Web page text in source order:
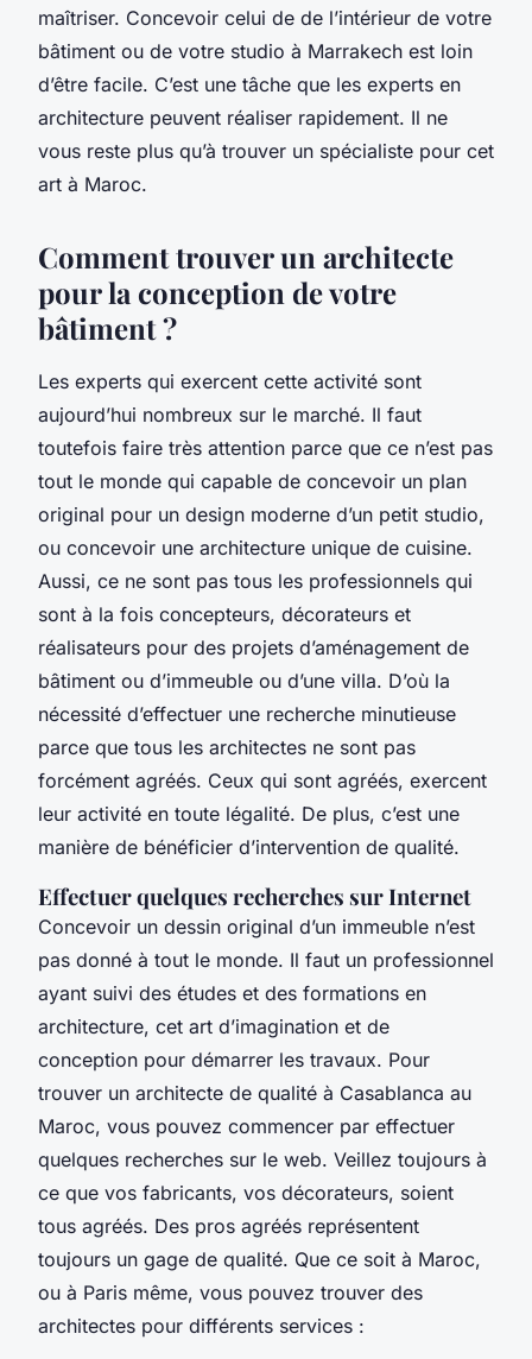
maîtriser. Concevoir celui de de l’intérieur de votre
bâtiment ou de votre studio à Marrakech est loin
d’être facile. C’est une tâche que les experts en
architecture peuvent réaliser rapidement. Il ne
vous reste plus qu’à trouver un spécialiste pour cet
art à Maroc.
Comment trouver un architecte
pour la conception de votre
bâtiment ?
Les experts qui exercent cette activité sont
aujourd’hui nombreux sur le marché. Il faut
toutefois faire très attention parce que ce n’est pas
tout le monde qui capable de concevoir un plan
original pour un design moderne d’un petit studio,
ou concevoir une architecture unique de cuisine.
Aussi, ce ne sont pas tous les professionnels qui
sont à la fois concepteurs, décorateurs et
réalisateurs pour des projets d’aménagement de
bâtiment ou d’immeuble ou d’une villa. D’où la
nécessité d’effectuer une recherche minutieuse
parce que tous les architectes ne sont pas
forcément agréés. Ceux qui sont agréés, exercent
leur activité en toute légalité. De plus, c’est une
manière de bénéficier d’intervention de qualité.
Effectuer quelques recherches sur Internet
Concevoir un dessin original d’un immeuble n’est
pas donné à tout le monde. Il faut un professionnel
ayant suivi des études et des formations en
architecture, cet art d’imagination et de
conception pour démarrer les travaux. Pour
trouver un architecte de qualité à Casablanca au
Maroc, vous pouvez commencer par effectuer
quelques recherches sur le web. Veillez toujours à
ce que vos fabricants, vos décorateurs, soient
tous agréés. Des pros agréés représentent
toujours un gage de qualité. Que ce soit à Maroc,
ou à Paris même, vous pouvez trouver des
architectes pour différents services :